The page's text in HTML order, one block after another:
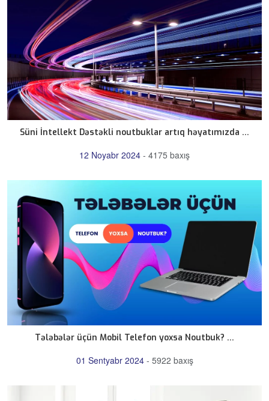
Süni İntellekt Dəstəkli noutbuklar artıq həyatımızda ...
12 Noyabr 2024 - 4175 baxış
Tələbələr üçün Mobil Telefon yoxsa Noutbuk? ...
01 Sentyabr 2024- 5922 baxış